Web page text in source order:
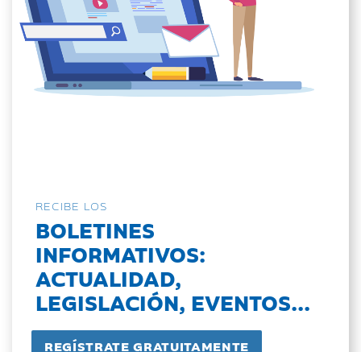
RECIBE LOS
BOLETINES
INFORMATIVOS:
ACTUALIDAD,
LEGISLACIÓN, EVENTOS...